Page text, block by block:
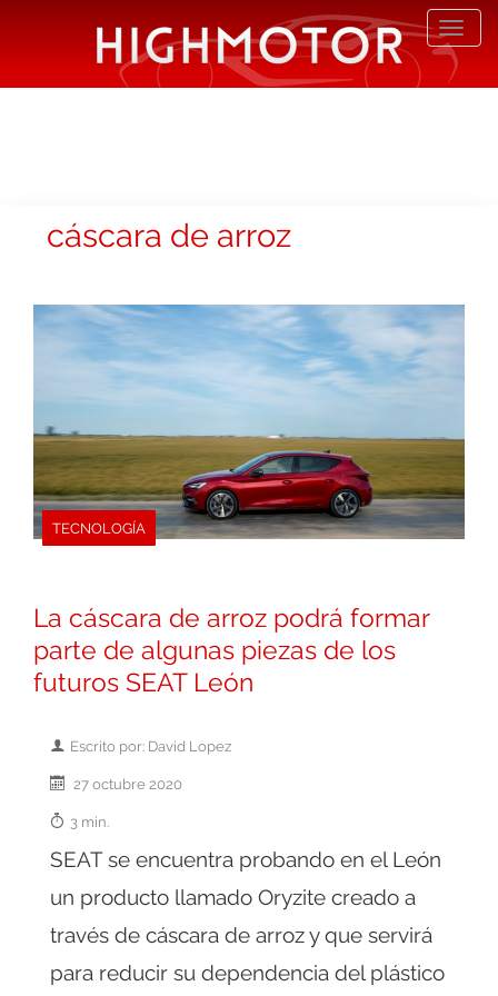
cáscara de arroz
TECNOLOGÍA
La cáscara de arroz podrá formar
parte de algunas piezas de los
futuros SEAT León
Escrito por: David Lopez
27 octubre 2020
3 min.
SEAT se encuentra probando en el León
un producto llamado Oryzite creado a
través de cáscara de arroz y que servirá
para reducir su dependencia del plástico